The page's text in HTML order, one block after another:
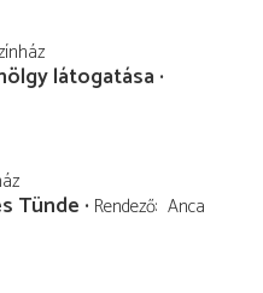
látogatása
Tünde Rendező Anca